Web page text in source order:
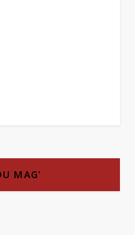
MAG’